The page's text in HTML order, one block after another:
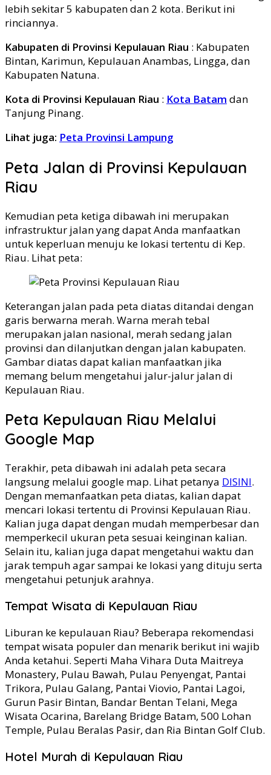
lebih sekitar 5 kabupaten dan 2 kota. Berikut ini
rinciannya.
Kabupaten di Provinsi Kepulauan Riau : Kabupaten
Bintan, Karimun, Kepulauan Anambas, Lingga, dan
Kabupaten Natuna.
Kota di Provinsi Kepulauan Riau : Kota Batam dan
Tanjung Pinang.
Lihat juga: Peta Provinsi Lampung
Peta Jalan di Provinsi Kepulauan
Riau
Kemudian peta ketiga dibawah ini merupakan
infrastruktur jalan yang dapat Anda manfaatkan
untuk keperluan menuju ke lokasi tertentu di Kep.
Riau. Lihat peta:
Keterangan jalan pada peta diatas ditandai dengan
garis berwarna merah. Warna merah tebal
merupakan jalan nasional, merah sedang jalan
provinsi dan dilanjutkan dengan jalan kabupaten.
Gambar diatas dapat kalian manfaatkan jika
memang belum mengetahui jalur-jalur jalan di
Kepulauan Riau.
Peta Kepulauan Riau Melalui
Google Map
Terakhir, peta dibawah ini adalah peta secara
langsung melalui google map. Lihat petanya DISINI.
Dengan memanfaatkan peta diatas, kalian dapat
mencari lokasi tertentu di Provinsi Kepulauan Riau.
Kalian juga dapat dengan mudah memperbesar dan
memperkecil ukuran peta sesuai keinginan kalian.
Selain itu, kalian juga dapat mengetahui waktu dan
jarak tempuh agar sampai ke lokasi yang dituju serta
mengetahui petunjuk arahnya.
Tempat Wisata di Kepulauan Riau
Liburan ke kepulauan Riau? Beberapa rekomendasi
tempat wisata populer dan menarik berikut ini wajib
Anda ketahui. Seperti Maha Vihara Duta Maitreya
Monastery, Pulau Bawah, Pulau Penyengat, Pantai
Trikora, Pulau Galang, Pantai Viovio, Pantai Lagoi,
Gurun Pasir Bintan, Bandar Bentan Telani, Mega
Wisata Ocarina, Barelang Bridge Batam, 500 Lohan
Temple, Pulau Beralas Pasir, dan Ria Bintan Golf Club.
Hotel Murah di Kepulauan Riau